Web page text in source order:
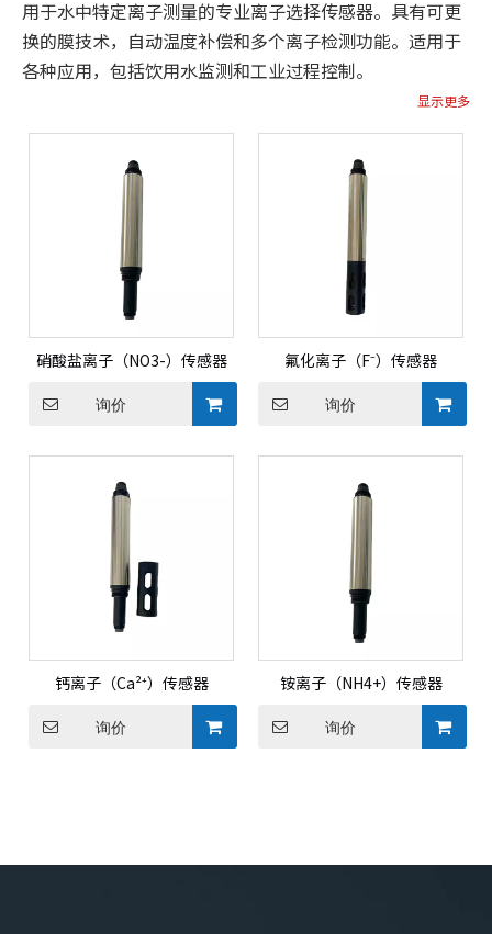
用于水中特定离子测量的专业离子选择传感器。具有可更
换的膜技术，自动温度补偿和多个离子检测功能。适用于
各种应用，包括饮用水监测和工业过程控制。
显示更多
硝酸盐离子（NO3-）传感器
询价
氟化离子（F⁻）传感器
询价
钙离子（Ca²⁺）传感器
询价
铵离子（NH4+）传感器
询价